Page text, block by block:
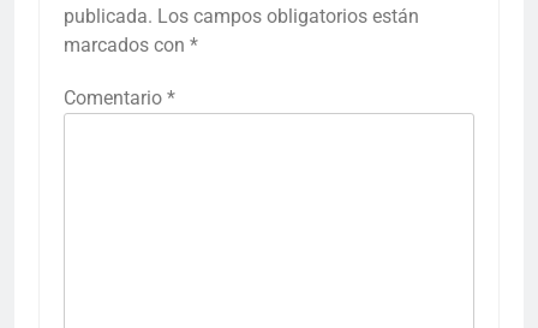
publicada. Los campos obligatorios están
marcados con *
Comentario *